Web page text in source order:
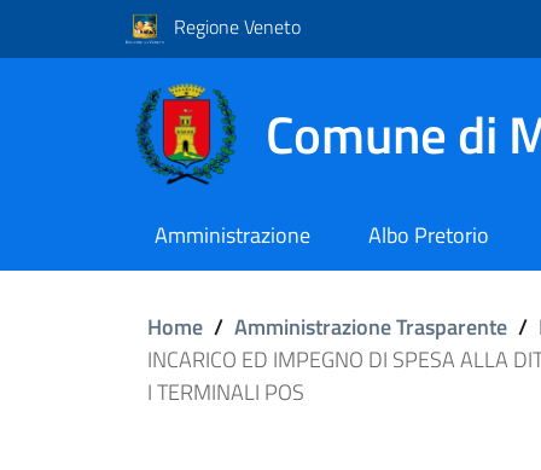
Regione Veneto
Comune di
Amministrazione Albo Pretorio
Home / Amministrazione Trasparente /
INCARICO ED IMPEGNO DI SPESA ALLA
I TERMINALI POS